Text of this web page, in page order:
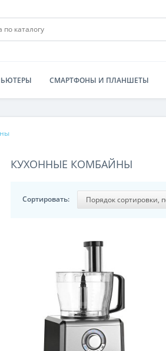
СМАРТФОНЫ И ПЛАНШЕТЫ
КУХОННЫЕ КОМБАЙНЫ
Сортировать: